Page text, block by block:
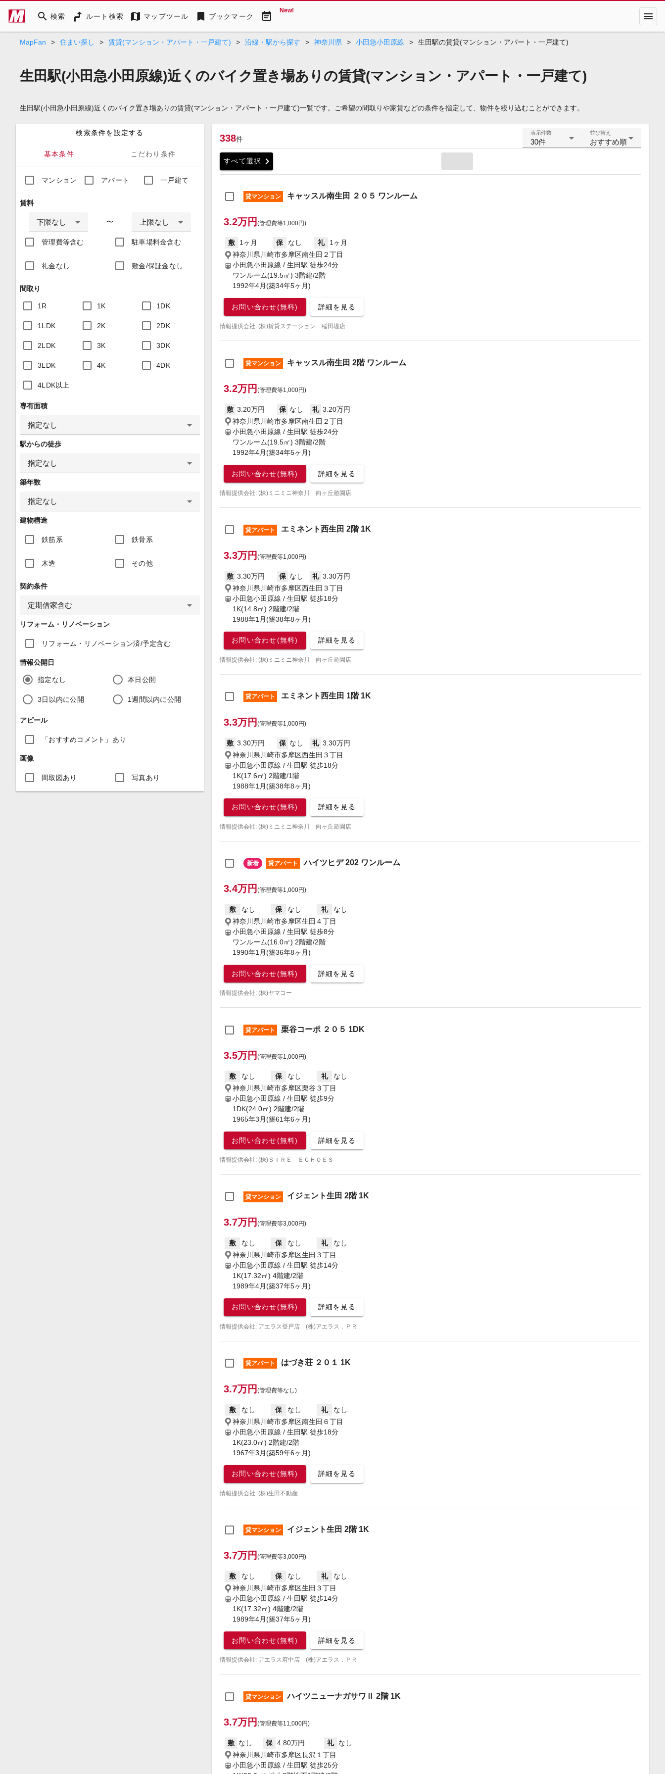
search 検索 ルート検索 map マップツール bookmark ブックマーク event_note New! menu
MapFan > 住まい探し > 賃貸(マンション・アパート・一戸建て) > 沿線・駅から探す > 神奈川県 > 小田急小田原線 > 生田駅の賃貸(マンション・アパート・一戸建て)
生田駅(小田急小田原線)近くのバイク置き場ありの賃貸(マンション・アパート・一戸建て)
生田駅(小田急小田原線)近くのバイク置き場ありの賃貸(マンション・アパート・一戸建て)一覧です。ご希望の間取りや家賃などの条件を指定して、物件を絞り込むことができます。
検索条件を設定する
基本条件 こだわり条件
マンション アパート 一戸建て
賃料
下限なし 〜 上限なし
管理費等含む 駐車場料金含む
礼金なし 敷金/保証金なし
間取り
1R 1K 1DK
1LDK 2K 2DK
2LDK 3K 3DK
3LDK 4K 4DK
4LDK以上
専有面積
指定なし
駅からの徒歩
指定なし
築年数
指定なし
建物構造
鉄筋系 鉄骨系
木造 その他
契約条件
定期借家含む
リフォーム・リノベーション
リフォーム・リノベーション済/予定含む
情報公開日
指定なし 本日公開
3日以内に公開 1週間以内に公開
アピール
「おすすめコメント」あり
画像
間取図あり 写真あり
338件
表示件数
30件
並び替え
おすすめ順
すべて選択 chevron_right
貸マンション キャッスル南生田 ２０５ ワンルーム
3.2万円 (管理費等1,000円)
敷 1ヶ月 保 なし 礼
1ヶ月
神奈川県川崎市多摩区南生田２丁目
小田急小田原線 / 生田駅 徒歩24分
ワンルーム(19.5㎡) 3階建/2階
1992年4月(築34年5ヶ月)
お問い合わせ(無料) 詳細を見る
情報提供会社: (株)賃貸ステーション 稲田堤店
貸マンション キャッスル南生田 2階 ワンルーム
3.2万円 (管理費等1,000円)
敷 3.20万円 保 なし 礼 3.20万円
神奈川県川崎市多摩区南生田２丁目
小田急小田原線 / 生田駅 徒歩24分
ワンルーム(19.5㎡) 3階建/2階
1992年4月(築34年5ヶ月)
お問い合わせ(無料) 詳細を見る
情報提供会社: (株)ミニミニ神奈川 向ヶ丘遊園店
貸アパート エミネント西生田 2階 1K
3.3万円 (管理費等1,000円)
敷 3.30万円 保 なし 礼 3.30万円
神奈川県川崎市多摩区西生田３丁目
小田急小田原線 / 生田駅 徒歩18分
1K(14.8㎡) 2階建/2階
1988年1月(築38年8ヶ月)
お問い合わせ(無料) 詳細を見る
情報提供会社: (株)ミニミニ神奈川 向ヶ丘遊園店
貸アパート エミネント西生田 1階 1K
3.3万円 (管理費等1,000円)
敷 3.30万円 保 なし 礼 3.30万円
神奈川県川崎市多摩区西生田３丁目
小田急小田原線 / 生田駅 徒歩18分
1K(17.6㎡) 2階建/1階
1988年1月(築38年8ヶ月)
お問い合わせ(無料) 詳細を見る
情報提供会社: (株)ミニミニ神奈川 向ヶ丘遊園店
新着 貸アパート ハイツヒデ 202 ワンルーム
3.4万円 (管理費等1,000円)
敷 なし 保 なし 礼
なし
神奈川県川崎市多摩区生田４丁目
小田急小田原線 / 生田駅 徒歩8分
ワンルーム(16.0㎡) 2階建/2階
1990年1月(築36年8ヶ月)
お問い合わせ(無料) 詳細を見る
情報提供会社: (株)ヤマコー
貸アパート 栗谷コーポ ２０５ 1DK
3.5万円 (管理費等1,000円)
敷 なし 保 なし 礼
なし
神奈川県川崎市多摩区栗谷３丁目
小田急小田原線 / 生田駅 徒歩9分
1DK(24.0㎡) 2階建/2階
1965年3月(築61年6ヶ月)
お問い合わせ(無料) 詳細を見る
情報提供会社: (株)ＳＩＲＥ ＥＣＨＯＥＳ
貸マンション イジェント生田 2階 1K
3.7万円 (管理費等3,000円)
敷 なし 保 なし 礼
なし
神奈川県川崎市多摩区生田３丁目
小田急小田原線 / 生田駅 徒歩14分
1K(17.32㎡) 4階建/2階
1989年4月(築37年5ヶ月)
お問い合わせ(無料) 詳細を見る
情報提供会社: アエラス登戸店 (株)アエラス．ＰＲ
貸アパート はづき荘 ２０１ 1K
3.7万円 (管理費等なし)
敷 なし 保 なし 礼
なし
神奈川県川崎市多摩区南生田６丁目
小田急小田原線 / 生田駅 徒歩18分
1K(23.0㎡) 2階建/2階
1967年3月(築59年6ヶ月)
お問い合わせ(無料) 詳細を見る
情報提供会社: (株)生田不動産
貸マンション イジェント生田 2階 1K
3.7万円 (管理費等3,000円)
敷 なし 保 なし 礼
なし
神奈川県川崎市多摩区生田３丁目
小田急小田原線 / 生田駅 徒歩14分
1K(17.32㎡) 4階建/2階
1989年4月(築37年5ヶ月)
お問い合わせ(無料) 詳細を見る
情報提供会社: アエラス府中店 (株)アエラス．ＰＲ
貸マンション ハイツニューナガサワⅡ 2階 1K
3.7万円 (管理費等11,000円)
敷 なし 保 4.80万円 礼
なし
神奈川県川崎市多摩区長沢１丁目
小田急小田原線 / 生田駅 徒歩25分